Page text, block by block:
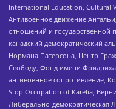
International Education, Cultural
Антивоенное движение
отношений и государственной
канадский демократический
Нормана Патерсона, Центр
Свободу, Фонд имени
антивоенное сопротивление,
Stop Occupation of Karelia,
Либерально-демократическая